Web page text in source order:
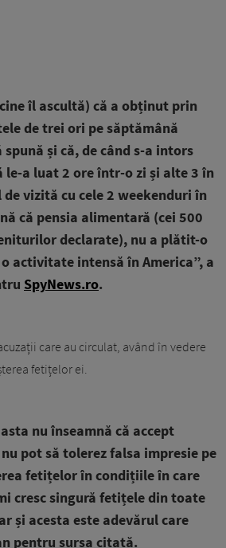
îl ascultă) că a obținut prin
de trei ori pe săptămână
și că, de când s-a intors
le-a luat 2 ore într-o zi și alte 3 în
vizită cu cele 2 weekenduri în
că pensia alimentară (cei 500
declarate), nu a plătit-o
activitate intensă în America”, a
SpyNews.ro.
care au circulat, având în vedere
fetițelor ei.
nu înseamnă că accept
pot să tolerez falsa impresie pe
fetițelor în condițiile în care
cresc singură fetițele din toate
și acesta este adevărul care
pentru sursa citată.